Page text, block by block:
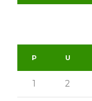
P U
1 2